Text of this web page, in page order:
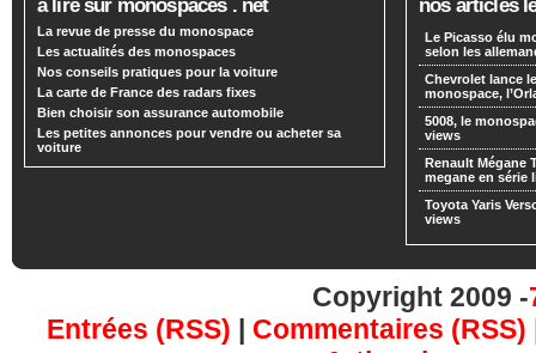
a lire sur monospaces . net
La revue de presse du monospace
Les actualités des monospaces
Nos conseils pratiques pour la voiture
La carte de France des radars fixes
Bien choisir son assurance automobile
Les petites annonces pour vendre ou acheter sa
voiture
nos articles
Le Picasso élu
selon les
Chevrolet lance
monospace,
5008, le
views
Renault Mégane
megane en série
Toyota Yaris
views
Copyright 2009 -
Entrées (RSS) | Commentaires (RSS)